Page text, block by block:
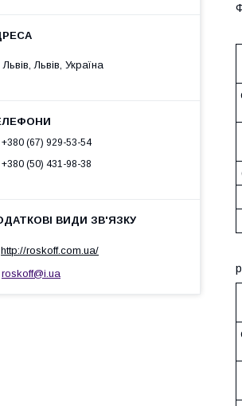
Львів, Львів, Україна
+380 (67) 929-53-54
+380 (50) 431-98-38
http://roskoff.com.ua/
roskoff@i.ua